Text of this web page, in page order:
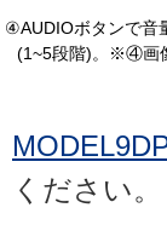
④AUDIOボタンで音
(1~5段階)。※④画
ください。